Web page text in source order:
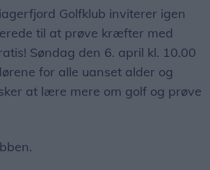
Golfklub inviterer igen
til at prøve kræfter med
Søndag den 6. april kl. 10.00
for alle uanset alder og
at lære mere om golf og prøve